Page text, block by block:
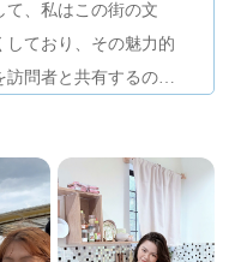
て、私はこの街の文
しており、その魅力的
訪問者と共有するのが
イドとして、本物の
ことをお約束します。